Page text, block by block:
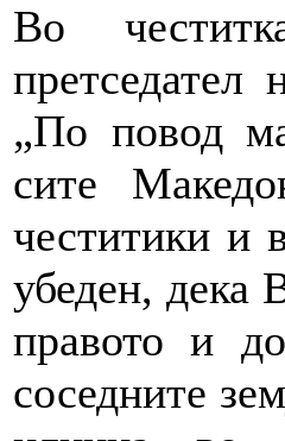
Во
претседател
„По повод
сите
честитики и
убеден, дека
правото и
соседните